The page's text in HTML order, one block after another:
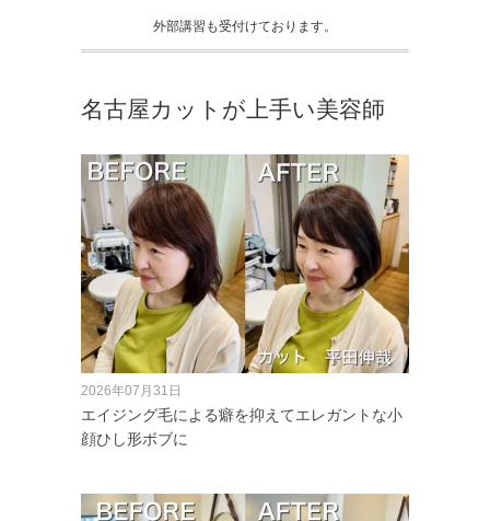
外部講習も受付けております。
名古屋カットが上手い美容師
2026年07月31日
エイジング毛による癖を抑えてエレガントな小
顔ひし形ボブに